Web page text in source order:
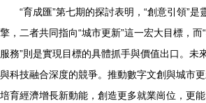
“育成匯”第七期的探討表明，“創意引領”是
擎，二者共同指向“城市更新”這一宏大目標，而
服務”則是實現目標的具體抓手與價值出口。未
與科技融合深度的競爭。推動數字文創與城市
培育經濟增長新動能，創造更多就業崗位，更